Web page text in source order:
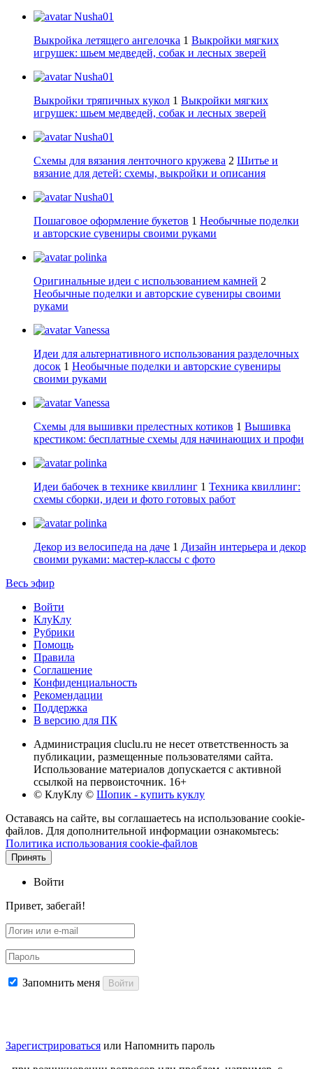
Nusha01
Выкройка летящего ангелочка 1 Выкройки мягких
игрушек: шьем медведей, собак и лесных зверей
Nusha01
Выкройки тряпичных кукол 1 Выкройки мягких
игрушек: шьем медведей, собак и лесных зверей
Nusha01
Схемы для вязания ленточного кружева 2 Шитье и
вязание для детей: схемы, выкройки и описания
Nusha01
Пошаговое оформление букетов 1 Необычные поделки
и авторские сувениры своими руками
polinka
Оригинальные идеи с использованием камней 2
Необычные поделки и авторские сувениры своими
руками
Vanessa
Идеи для альтернативного использования разделочных
досок 1 Необычные поделки и авторские сувениры
своими руками
Vanessa
Схемы для вышивки прелестных котиков 1 Вышивка
крестиком: бесплатные схемы для начинающих и профи
polinka
Идеи бабочек в технике квиллинг 1 Техника квиллинг:
схемы сборки, идеи и фото готовых работ
polinka
Декор из велосипеда на даче 1 Дизайн интерьера и декор
своими руками: мастер-классы с фото
Весь эфир
Войти
КлуКлу
Рубрики
Помощь
Правила
Соглашение
Конфиденциальность
Рекомендации
Поддержка
В версию для ПК
Администрация cluclu.ru не несет ответственность за
публикации, размещенные пользователями сайта.
Использование материалов допускается с активной
ссылкой на первоисточник. 16+
© КлуКлу © Шопик - купить куклу
Оставаясь на сайте, вы соглашаетесь на использование cookie-
файлов. Для дополнительной информации ознакомьтесь:
Политика использования cookie-файлов
Принять
Войти
Привет, забегай!
Запомнить меня Войти
Зарегистрироваться или Напомнить пароль